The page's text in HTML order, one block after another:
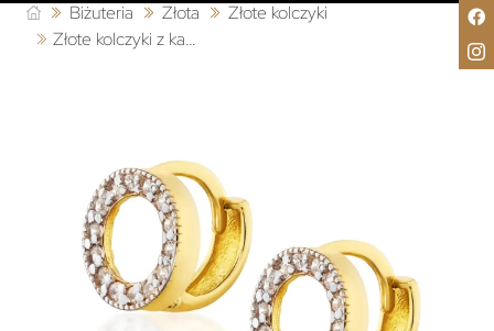
Biżuteria Złota
Złote kolczyki
Złote kolczyki z kamieniami kółka 333